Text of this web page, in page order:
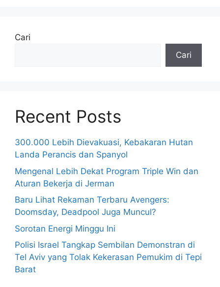
Cari
Cari
Recent Posts
300.000 Lebih Dievakuasi, Kebakaran Hutan
Landa Perancis dan Spanyol
Mengenal Lebih Dekat Program Triple Win dan
Aturan Bekerja di Jerman
Baru Lihat Rekaman Terbaru Avengers:
Doomsday, Deadpool Juga Muncul?
Sorotan Energi Minggu Ini
Polisi Israel Tangkap Sembilan Demonstran di
Tel Aviv yang Tolak Kekerasan Pemukim di Tepi
Barat